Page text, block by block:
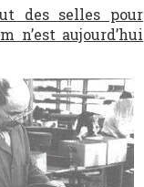
des selles pour
n’est aujourd’hui